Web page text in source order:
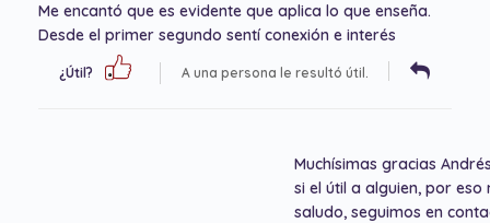
Me encantó que es evidente que aplica lo que enseña.
Desde el primer segundo sentí conexión e interés
¿Útil? A una persona le resultó útil.
Muchísimas gracias
si el útil a alguien, por
saludo, seguimos en